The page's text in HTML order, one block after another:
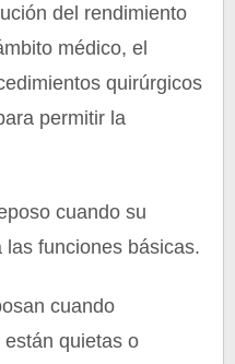
del rendimiento
médico, el
quirúrgicos
permitir la
cuando su
funciones básicas.
cuando
quietas o